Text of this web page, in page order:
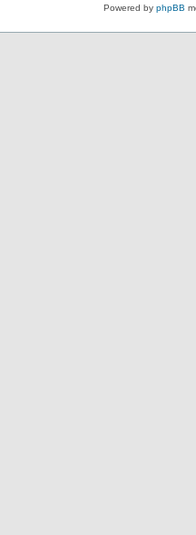
Powered by phpBB